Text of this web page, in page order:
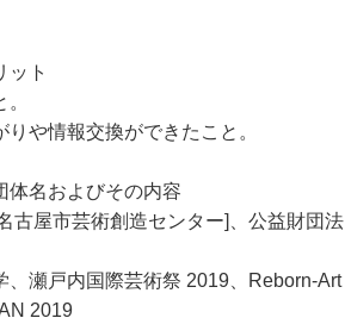
ット
や情報交換ができたこと。
体名およびその内容
古屋市芸術創造センター]、公益財団法
瀬戸内国際芸術祭 2019、Reborn-Art
2019